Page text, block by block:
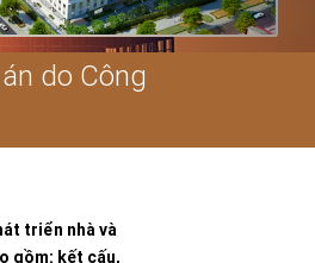
do Công
triển nhà và
gồm: kết cấu,